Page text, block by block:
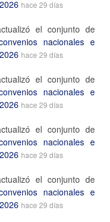
hace 29 días
el conjunto de
nacionales e
hace 29 días
el conjunto de
nacionales e
hace 29 días
el conjunto de
nacionales e
hace 29 días
el conjunto de
nacionales e
hace 29 días